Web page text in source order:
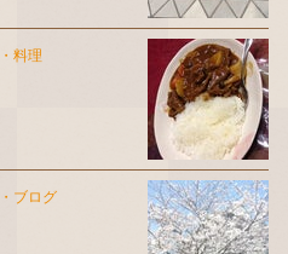
・ 料理
・ ブログ